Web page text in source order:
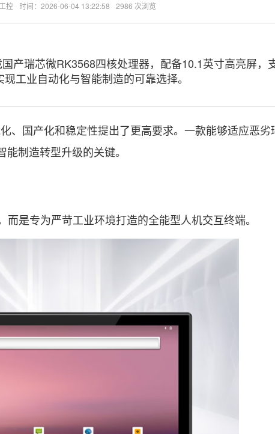
控 时间：2026-06-04 13:22:58 2986 次浏览
瑞芯微RK3568四核处理器，配备10.1英寸高亮屏，
工业自动化与智能制造的可靠选择。
国产化和稳定性提出了更高要求。一款能够适应恶劣
制造转型升级的关键。
是专为严苛工业环境打造的全能型人机交互终端。